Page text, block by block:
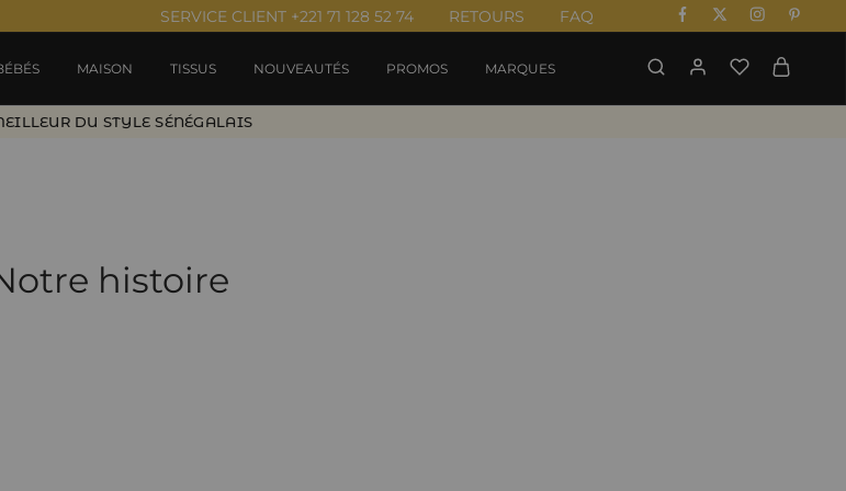
SERVICE CLIENT +221 71 128 52 74 RETOURS FAQ
MAISON TISSUS NOUVEAUTÉS PROMOS MARQUES
DU STYLE SÉNÉGALAIS
histoire